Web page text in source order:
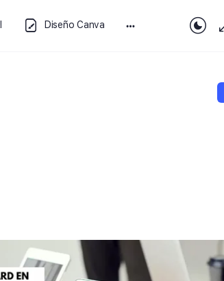
Diseño Canva